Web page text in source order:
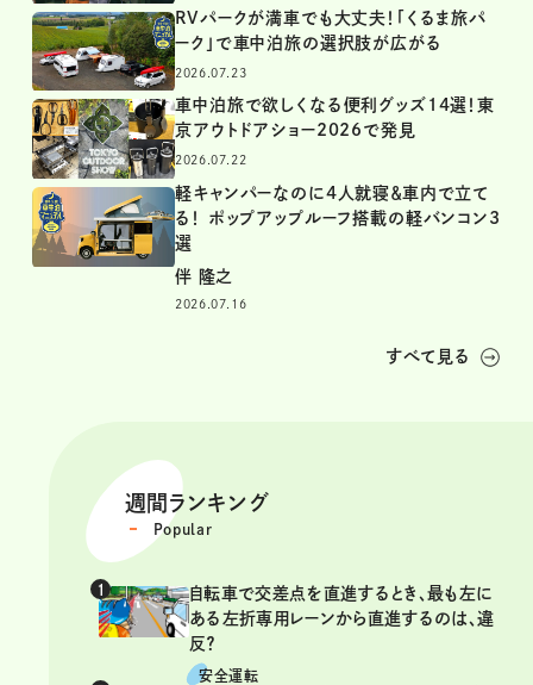
RVパークが満車でも大丈夫！「くるま旅パ
ーク」で車中泊旅の選択肢が広がる
2026.07.23
車中泊旅で欲しくなる便利グッズ14選！東
京アウトドアショー2026で発見
2026.07.22
軽キャンパーなのに4人就寝＆車内で立て
る！ ポップアップルーフ搭載の軽バンコン3
選
伴 隆之
2026.07.16
すべて見る
週間ランキング
Popular
自転車で交差点を直進するとき、最も左に
ある左折専用レーンから直進するのは、違
反？
安全運転